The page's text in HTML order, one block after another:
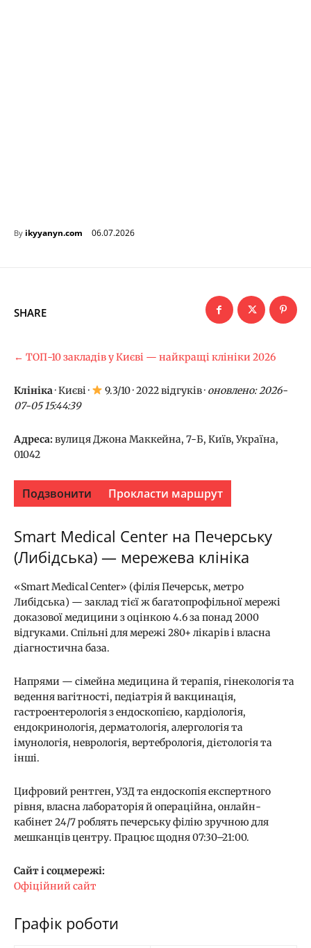
By ikyyanyn.com 06.07.2026
SHARE
← ТОП-10 закладів у Києві — найкращі клініки 2026
Клініка·Києві· 9.3/10 · 2022 відгуків · оновлено: 2026-
07-05 15:44:39
Адреса:вулиця Джона Маккейна, 7-Б, Київ, Україна,
01042
Подзвонити Прокласти маршрут
Smart Medical Center на Печерську
(Либідська) — мережева клініка
«Smart Medical Center» (філія Печерськ, метро
Либідська) — заклад тієї ж багатопрофільної мережі
доказової медицини з оцінкою 4.6 за понад 2000
відгуками. Спільні для мережі 280+ лікарів і власна
діагностична база.
Напрями — сімейна медицина й терапія, гінекологія та
ведення вагітності, педіатрія й вакцинація,
гастроентерологія з ендоскопією, кардіологія,
ендокринологія, дерматологія, алергологія та
імунологія, неврологія, вертебрологія, дієтологія та
інші.
Цифровий рентген, УЗД та ендоскопія експертного
рівня, власна лабораторія й операційна, онлайн-
кабінет 24/7 роблять печерську філію зручною для
мешканців центру. Працює щодня 07:30–21:00.
Сайт і соцмережі:
Офіційний сайт
Графік роботи